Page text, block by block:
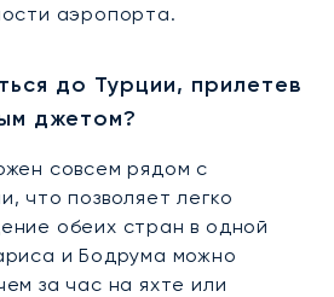
аэропорта.
до Турции, прилетев
джетом?
совсем рядом с
что позволяет легко
обеих стран в одной
и Бодрума можно
за час на яхте или